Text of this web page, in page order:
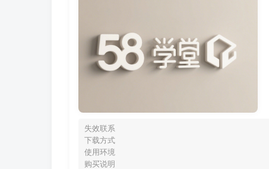
失效联系
下载方式
使用环境
购买说明